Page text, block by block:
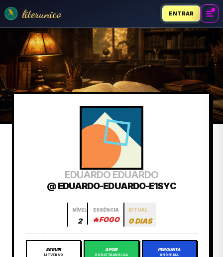
literunico ENTRAR
EDUARDO EDUARDO
@ EDUARDO-EDUARDO-E1SYC
NÍVEL
2
ESSÊNCIA
🔥FOGO
RITUAL
0 DIAS
SEGUIR
LITVERSO
APOIE
GORJETA AVULSA
PERGUNTA
ANÔNIMA